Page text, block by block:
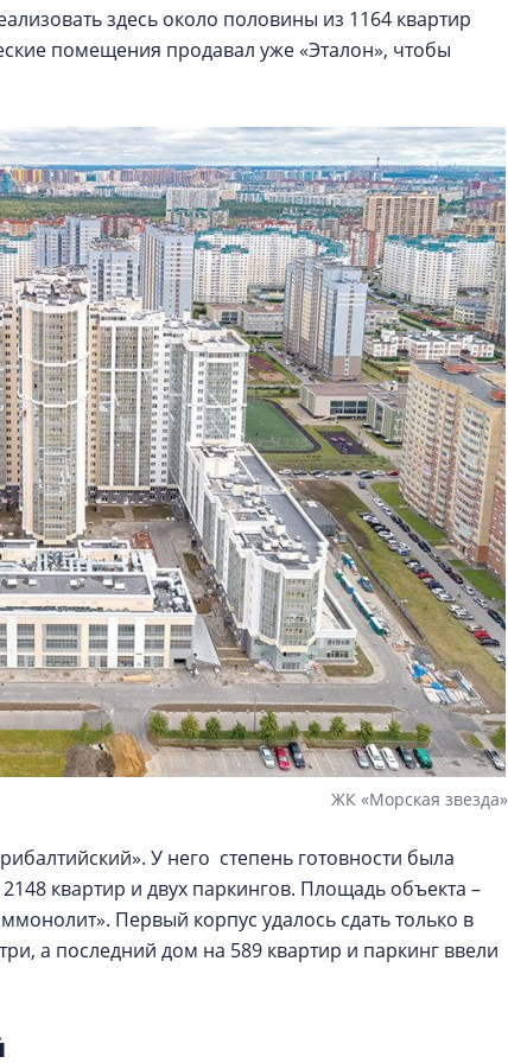
здесь около половины из 1164 квартир
помещения продавал уже «Эталон», чтобы
ЖК «Морская звезда»
У него степень готовности была
квартир и двух паркингов. Площадь объекта –
Первый корпус удалось сдать только в
а последний дом на 589 квартир и паркинг ввели